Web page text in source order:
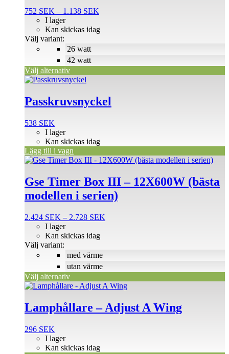
752 SEK – 1.138 SEK
till
26 watt
42 watt
I lager
Kan skickas idag
Välj variant:
Välj alternativ
varianter.
olika
alternativen
på
produktsidan
Passkruvsnyckel
538 SEK
I lager
Kan skickas idag
Lägg till i vagn
Gse Timer Box III – 12X600W (bästa
modellen i serien)
2.424 SEK – 2.728 SEK
med värme
utan värme
I lager
Kan skickas idag
Välj variant:
Välj alternativ
Den
produkten
har
flera
De
olika
alternativen
kan
väljas
produktsidan
Lamphållare – Adjust A Wing
296 SEK
I lager
Kan skickas idag